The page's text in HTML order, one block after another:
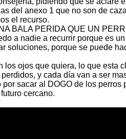
del anexo 1 que no son de
el recurso.
BALA PERIDA QUE UN
a nadie a recurrir porque es
soluciones, porque se puede
los ojos que quiera, lo que esta
y cada día van a ser
sacar al DOGO de los
cercano.